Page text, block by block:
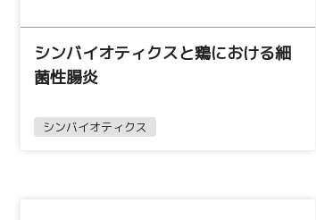
シンバイオティクスと鶏における細
菌性腸炎
シンバイオティクス